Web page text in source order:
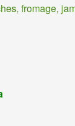
fromage,